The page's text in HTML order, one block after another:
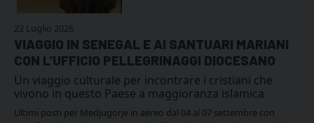
22 Luglio 2026
VIAGGIO IN SENEGAL E AI SANTUARI MARIANI
CON L’UFFICIO PELLEGRINAGGI DIOCESANO
Un viaggio culturale per incontrare i cristiani che
vivono in questo Paese a maggioranza islamica
Ultimi posti per Medjugorje in aereo dal 04 al 07 settembre con